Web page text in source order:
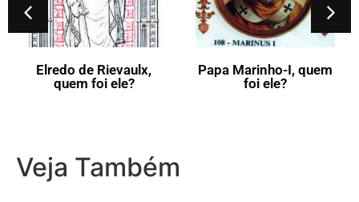
Papa Marinho-I, quem
foi ele?
Veja Também